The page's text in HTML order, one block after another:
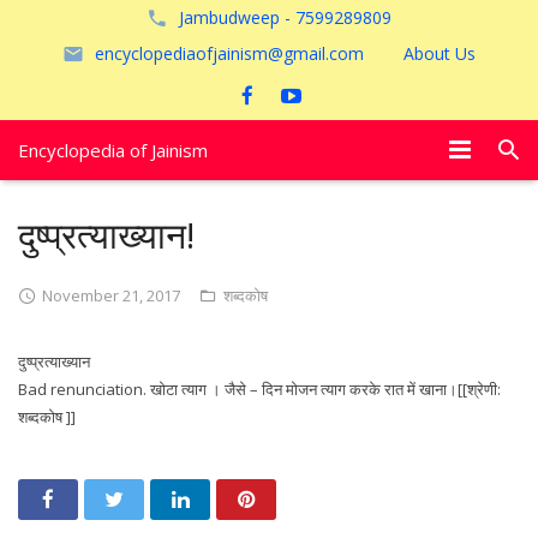
Jambudweep - 7599289809
encyclopediaofjainism@gmail.com
About Us
Encyclopedia of Jainism
पूजायें
अयोध्या
दुष्प्रत्याख्यान!
November 21, 2017 शब्दकोष
दुष्प्रत्याख्यान
Bad renunciation. खोटा त्याग । जैसे – दिन मोजन त्याग करके रात में खाना।[[श्रेणी:
शब्दकोष ]]